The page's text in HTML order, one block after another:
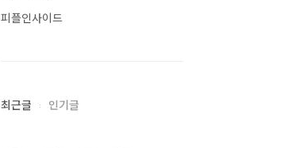
피플인사이드
최근글 인기글